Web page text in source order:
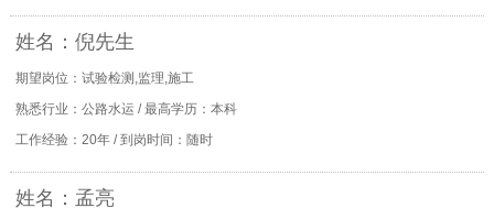
姓名：倪先生
期望岗位：试验检测,监理,施工
熟悉行业：公路水运 / 最高学历：本科
工作经验：20年 / 到岗时间：随时
姓名：孟亮